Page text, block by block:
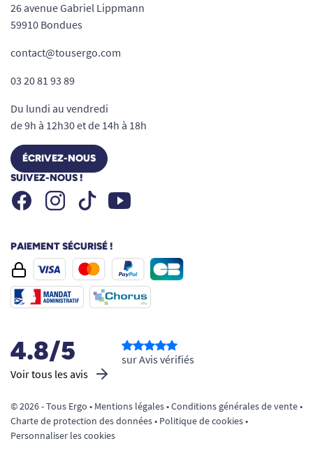
26 avenue Gabriel Lippmann
59910 Bondues
contact@tousergo.com
03 20 81 93 89
Du lundi au vendredi
de 9h à 12h30 et de 14h à 18h
ÉCRIVEZ-NOUS
SUIVEZ-NOUS !
FacebookInstagramTiktok Youtube
PAIEMENT SÉCURISÉ !
4.8/5
Voir tous les avis
sur Avis vérifiés
© 2026 - Tous Ergo • Mentions légales•Conditions générales de vente•
Charte de protection des données• Politique de cookies•
Personnaliser les cookies